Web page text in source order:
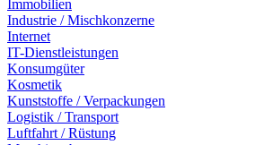
Immobilien
Industrie / Mischkonzerne
Internet
IT-Dienstleistungen
Konsumgüter
Kosmetik
Kunststoffe / Verpackungen
Logistik / Transport
Luftfahrt / Rüstung